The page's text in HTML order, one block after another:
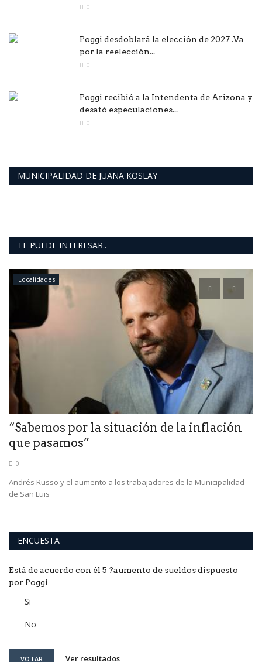
0
Poggi desdoblará la elección de 2027 .Va
por la reelección...
0
Poggi recibió a la Intendenta de Arizona y
desató especulaciones...
0
MUNICIPALIDAD DE JUANA KOSLAY
TE PUEDE INTERESAR..
Localidades
“Sabemos por la situación de la inflación
que pasamos”
0
Andrés Russo y el aumento a los trabajadores de la Municipalidad
de San Luis
ENCUESTA
Está de acuerdo con él 5 ?aumento de sueldos dispuesto
por Poggi
Si
No
VOTAR Ver resultados